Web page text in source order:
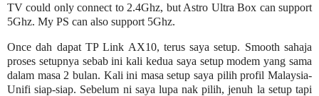
TV could only connect to 2.4Ghz, but Astro Ultra Box can support
5Ghz. My PS can also support 5Ghz.
Once dah dapat TP Link AX10, terus saya setup. Smooth sahaja
proses setupnya sebab ini kali kedua saya setup modem yang sama
dalam masa 2 bulan. Kali ini masa setup saya pilih profil Malaysia-
Unifi siap-siap. Sebelum ni saya lupa nak pilih, jenuh la setup tapi